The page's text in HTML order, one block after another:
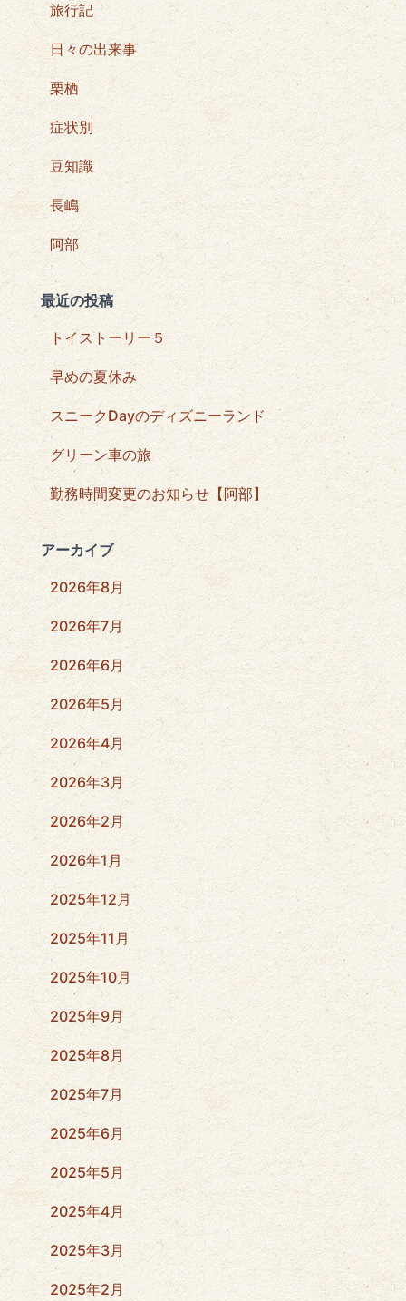
旅行記
日々の出来事
栗栖
症状別
豆知識
長嶋
阿部
最近の投稿
トイストーリー５
早めの夏休み
スニークDayのディズニーランド
グリーン車の旅
勤務時間変更のお知らせ【阿部】
アーカイブ
2026年8月
2026年7月
2026年6月
2026年5月
2026年4月
2026年3月
2026年2月
2026年1月
2025年12月
2025年11月
2025年10月
2025年9月
2025年8月
2025年7月
2025年6月
2025年5月
2025年4月
2025年3月
2025年2月